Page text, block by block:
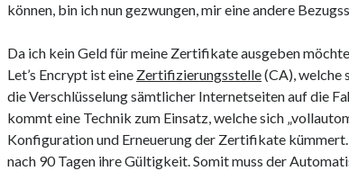
können, bin ich nun gezwungen, mir eine andere
Da ich kein Geld für meine Zertifikate ausgeben
Let’s Encrypt ist eine Zertifizierungsstelle(CA), welche
die Verschlüsselung sämtlicher Internetseiten auf die
kommt eine Technik zum Einsatz, welche sich
Konfiguration und Erneuerung der Zertifikate
nach 90 Tagen ihre Gültigkeit. Somit muss der